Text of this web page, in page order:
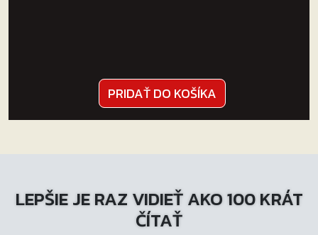
PRIDAŤ DO KOŠÍKA
LEPŠIE JE RAZ VIDIEŤ AKO 100 KRÁT
ČÍTAŤ